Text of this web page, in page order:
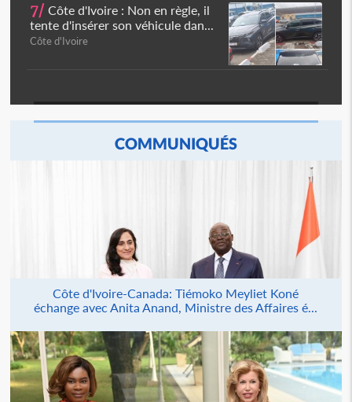
7/ Côte d'Ivoire : Non en règle, il
tente d'insérer son véhicule dan...
Côte d'Ivoire
COMMUNIQUÉS
Côte d'Ivoire-Canada: Tiémoko Meyliet Koné
échange avec Anita Anand, Ministre des Affaires é...